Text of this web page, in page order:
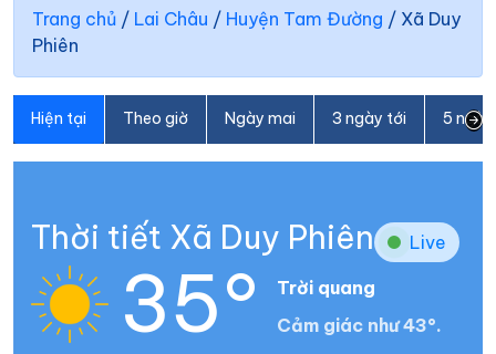
Trang chủ / Lai Châu / Huyện Tam Đường / Xã Duy
Phiên
Hiện tại Theo giờ Ngày mai 3 ngày tới 5
Thời tiết Xã Duy Phiên Live
35°
Trời quang
Cảm giác như 43°.